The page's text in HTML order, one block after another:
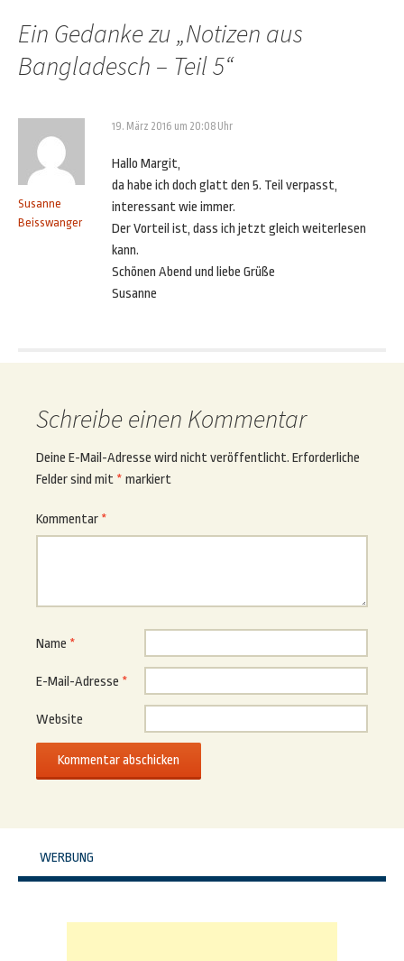
Ein Gedanke zu „Notizen aus
Bangladesch – Teil 5“
Susanne
Beisswanger
19. März 2016 um 20:08 Uhr
Hallo Margit,
da habe ich doch glatt den 5. Teil verpasst,
interessant wie immer.
Der Vorteil ist, dass ich jetzt gleich weiterlesen
kann.
Schönen Abend und liebe Grüße
Susanne
Schreibe einen Kommentar
Deine E-Mail-Adresse wird nicht veröffentlicht. Erforderliche
Felder sind mit * markiert
Kommentar *
Name *
E-Mail-Adresse *
Website
WERBUNG